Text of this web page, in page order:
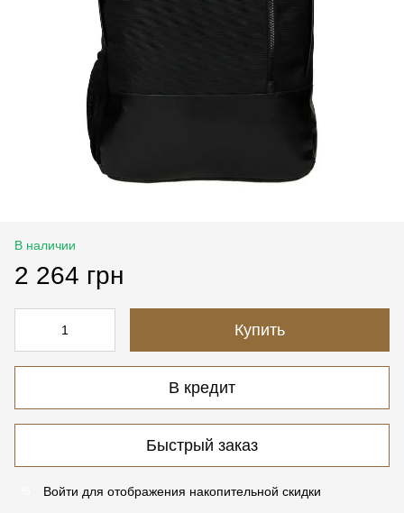
В наличии
2 264 грн
Купить
В кредит
Быстрый заказ
Войти для отображения накопительной скидки